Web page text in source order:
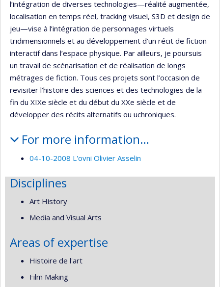
l’intégration de diverses technologies—réalité augmentée,
localisation en temps réel, tracking visuel, S3D et design de
jeu—vise à l’intégration de personnages virtuels
tridimensionnels et au développement d’un récit de fiction
interactif dans l’espace physique. Par ailleurs, je poursuis
un travail de scénarisation et de réalisation de longs
métrages de fiction. Tous ces projets sont l’occasion de
revisiter l’histoire des sciences et des technologies de la
fin du XIXe siècle et du début du XXe siècle et de
développer des récits alternatifs ou uchroniques.
For more information…
04-10-2008 L'ovni Olivier Asselin
Disciplines
Art History
Media and Visual Arts
Areas of expertise
Histoire de l'art
Film Making